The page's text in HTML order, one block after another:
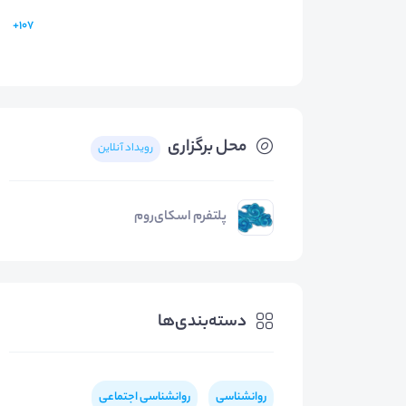
107+
محل برگزاری رویداد آنلاین
پلتفرم اسکای‌روم
دسته‌بندی‌ها
روانشناسی روانشناسی اجتماعی